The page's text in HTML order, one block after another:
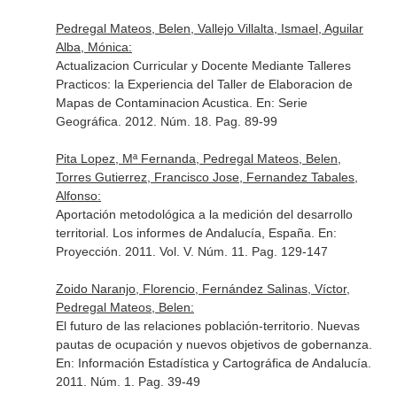
Pedregal Mateos, Belen, Vallejo Villalta, Ismael, Aguilar
Alba, Mónica:
Actualizacion Curricular y Docente Mediante Talleres
Practicos: la Experiencia del Taller de Elaboracion de
Mapas de Contaminacion Acustica. En: Serie
Geográfica . 2012. Núm. 18. Pag. 89-99
Pita Lopez, Mª Fernanda, Pedregal Mateos, Belen,
Torres Gutierrez, Francisco Jose, Fernandez Tabales,
Alfonso:
Aportación metodológica a la medición del desarrollo
territorial. Los informes de Andalucía, España. En:
Proyección . 2011. Vol. V. Núm. 11. Pag. 129-147
Zoido Naranjo, Florencio, Fernández Salinas, Víctor,
Pedregal Mateos, Belen:
El futuro de las relaciones población-territorio. Nuevas
pautas de ocupación y nuevos objetivos de gobernanza.
En: Información Estadística y Cartográfica de Andalucía
2011. Núm. 1. Pag. 39-49